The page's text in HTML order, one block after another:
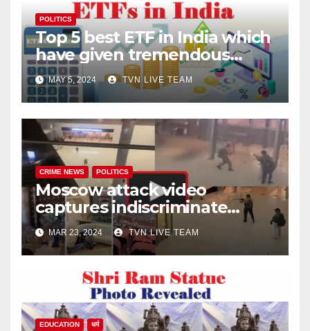
POLITICS
Top 5 best ETF in India which
have given tremendous
returns
MAY 5, 2024 TVN LIVE TEAM
CRIME NEWS POLITICS
Moscow attack video
captures indiscriminate
firing, and chaos all around!
MAR 23, 2024 TVN LIVE TEAM
EDUCATION धर्म